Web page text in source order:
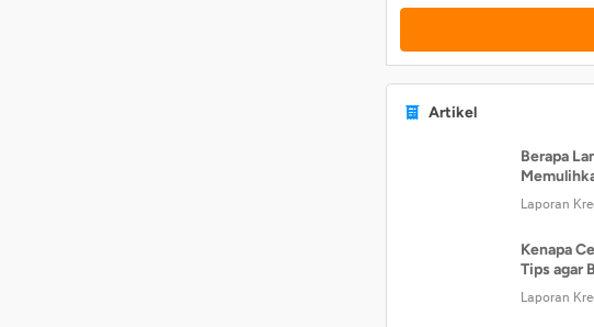
Artikel
Berapa
Laporan
Kenapa
Tips agar
Laporan